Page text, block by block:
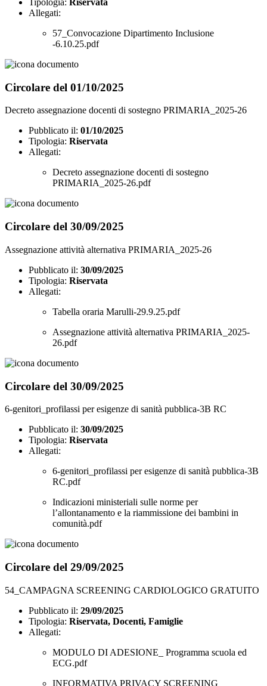
Tipologia: Riservata
Allegati:
57_Convocazione Dipartimento Inclusione
-6.10.25.pdf
Circolare del 01/10/2025
Decreto assegnazione docenti di sostegno PRIMARIA_2025-26
Pubblicato il: 01/10/2025
Tipologia: Riservata
Allegati:
Decreto assegnazione docenti di sostegno
PRIMARIA_2025-26.pdf
Circolare del 30/09/2025
Assegnazione attività alternativa PRIMARIA_2025-26
Pubblicato il: 30/09/2025
Tipologia: Riservata
Allegati:
Tabella oraria Marulli-29.9.25.pdf
Assegnazione attività alternativa PRIMARIA_2025-
26.pdf
Circolare del 30/09/2025
6-genitori_profilassi per esigenze di sanità pubblica-3B RC
Pubblicato il: 30/09/2025
Tipologia: Riservata
Allegati:
6-genitori_profilassi per esigenze di sanità pubblica-3B
RC.pdf
Indicazioni ministeriali sulle norme per
l’allontanamento e la riammissione dei bambini in
comunità.pdf
Circolare del 29/09/2025
54_CAMPAGNA SCREENING CARDIOLOGICO GRATUITO
Pubblicato il: 29/09/2025
Tipologia: Riservata, Docenti, Famiglie
Allegati:
MODULO DI ADESIONE_ Programma scuola ed
ECG.pdf
INFORMATIVA PRIVACY SCREENING